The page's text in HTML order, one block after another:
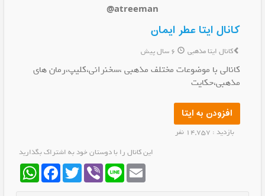
@atreeman
کانال ایتا عطر ایمان
کانال ایتا مذهبی
کانالی با موضوعات مختلف مذهبی ،سخنرانی،کلیپ،رمان های
مذهبی،حکایت
افزودن به ایتا
بازدید : 14,757 نفر
این کانال را با دوستان خود به اشتراک بگذارید
WhatsAppFacebookTwitter Viber Line Email